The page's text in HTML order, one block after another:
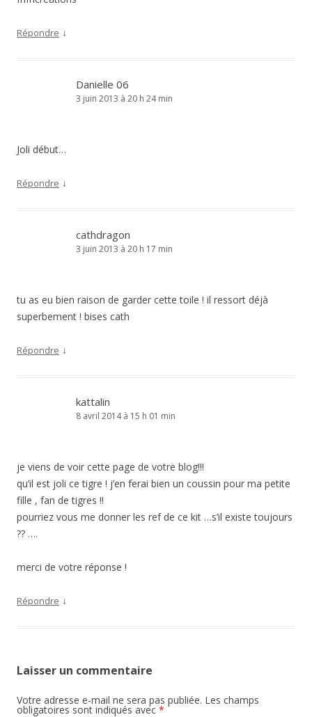
Répondre ↓
Danielle 06
3 juin 2013 à 20 h 24 min
Joli début…
Répondre ↓
cathdragon
3 juin 2013 à 20 h 17 min
tu as eu bien raison de garder cette toile ! il ressort déjà
superbement ! bises cath
Répondre ↓
kattalin
8 avril 2014 à 15 h 01 min
je viens de voir cette page de votre blog!!!
qu’il est joli ce tigre ! j’en ferai bien un coussin pour ma petite
fille , fan de tigres !!
pourriez vous me donner les ref de ce kit …s’il existe toujours
?? ….
merci de votre réponse !
Répondre ↓
Laisser un commentaire
Votre adresse e-mail ne sera pas publiée. Les champs
obligatoires sont indiqués avec *